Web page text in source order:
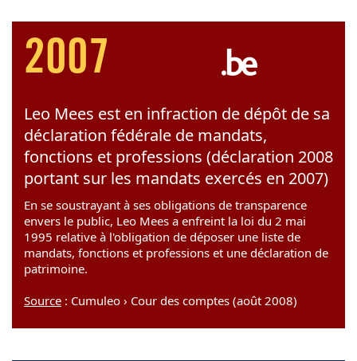
2007
Leo Mees est en infraction de dépôt de sa
déclaration fédérale de mandats,
fonctions et professions (déclaration 2008
portant sur les mandats exercés en 2007)
En se soustrayant à ses obligations de transparence
envers le public, Leo Mees a enfreint la loi du 2 mai
1995 relative à l'obligation de déposer une liste de
mandats, fonctions et professions et une déclaration de
patrimoine.
Source : Cumuleo › Cour des comptes (août 2008)